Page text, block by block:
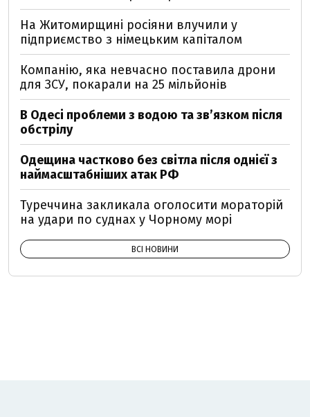
На Житомирщині росіяни влучили у
підприємство з німецьким капіталом
Компанію, яка невчасно поставила дрони
для ЗСУ, покарали на 25 мільйонів
В Одесі проблеми з водою та звʼязком після
обстрілу
Одещина частково без світла після однієї з
наймасштабніших атак РФ
Туреччина закликала оголосити мораторій
на удари по суднах у Чорному морі
ВСІ НОВИНИ